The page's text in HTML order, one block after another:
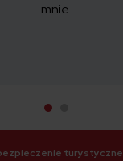
mnie.
turystyczne